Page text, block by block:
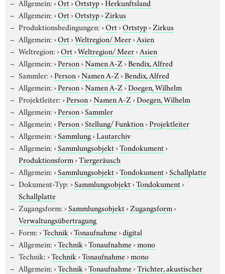
Allgemein:›Ort›Ortstyp›Herkunftsland
Allgemein:›Ort›Ortstyp›Zirkus
Produktionsbedingungen:›Ort›Ortstyp›Zirkus
Allgemein:›Ort›Weltregion/ Meer›Asien
Weltregion:›Ort›Weltregion/ Meer›Asien
Allgemein:›Person›Namen A-Z›Bendix, Alfred
Sammler:›Person›Namen A-Z›Bendix, Alfred
Allgemein:›Person›Namen A-Z›Doegen, Wilhelm
Projektleiter:›Person›Namen A-Z›Doegen, Wilhelm
Allgemein:›Person›Sammler
Allgemein:›Person›Stellung/ Funktion›Projektleiter
Allgemein:›Sammlung›Lautarchiv
Allgemein:›Sammlungsobjekt›Tondokument›
Produktionsform›Tiergeräusch
Allgemein:›Sammlungsobjekt›Tondokument›Schallplatte
Dokument-Typ:›Sammlungsobjekt›Tondokument›
Schallplatte
Zugangsform:›Sammlungsobjekt›Zugangsform›
Verwaltungsübertragung
Form:›Technik›Tonaufnahme›digital
Allgemein:›Technik›Tonaufnahme›mono
Technik:›Technik›Tonaufnahme›mono
Allgemein:›Technik›Tonaufnahme›Trichter, akustischer